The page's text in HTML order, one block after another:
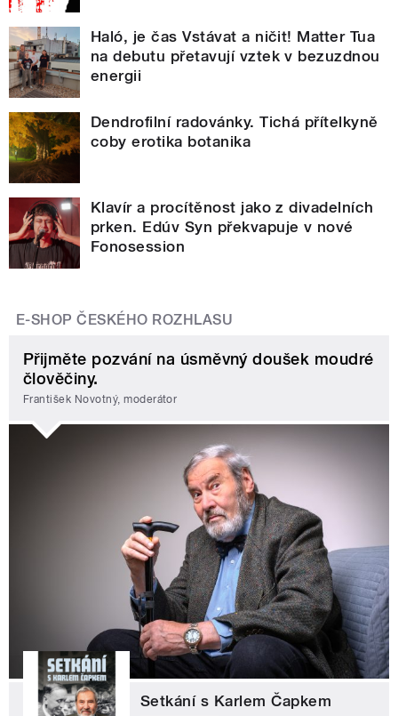
Haló, je čas Vstávat a ničit! Matter Tua
na debutu přetavují vztek v bezuzdnou
energii
Dendrofilní radovánky. Tichá přítelkyně
coby erotika botanika
Klavír a procítěnost jako z divadelních
prken. Edúv Syn překvapuje v nové
Fonosession
E-SHOP ČESKÉHO ROZHLASU
Přijměte pozvání na úsměvný doušek moudré
člověčiny.
František Novotný, moderátor
Setkání s Karlem Čapkem